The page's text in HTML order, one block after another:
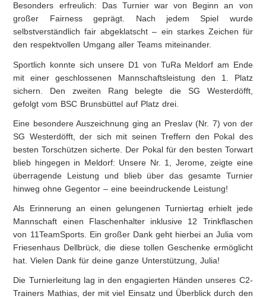
Besonders erfreulich: Das Turnier war von Beginn an von
großer Fairness geprägt. Nach jedem Spiel wurde
selbstverständlich fair abgeklatscht – ein starkes Zeichen für
den respektvollen Umgang aller Teams miteinander.
Sportlich konnte sich unsere D1 von TuRa Meldorf am Ende
mit einer geschlossenen Mannschaftsleistung den 1. Platz
sichern. Den zweiten Rang belegte die SG Westerdöfft,
gefolgt vom BSC Brunsbüttel auf Platz drei.
Eine besondere Auszeichnung ging an Preslav (Nr. 7) von der
SG Westerdöfft, der sich mit seinen Treffern den Pokal des
besten Torschützen sicherte. Der Pokal für den besten Torwart
blieb hingegen in Meldorf: Unsere Nr. 1, Jerome, zeigte eine
überragende Leistung und blieb über das gesamte Turnier
hinweg ohne Gegentor – eine beeindruckende Leistung!
Als Erinnerung an einen gelungenen Turniertag erhielt jede
Mannschaft einen Flaschenhalter inklusive 12 Trinkflaschen
von 11TeamSports. Ein großer Dank geht hierbei an Julia vom
Friesenhaus Dellbrück, die diese tollen Geschenke ermöglicht
hat. Vielen Dank für deine ganze Unterstützung, Julia!
Die Turnierleitung lag in den engagierten Händen unseres C2-
Trainers Mathias, der mit viel Einsatz und Überblick durch den